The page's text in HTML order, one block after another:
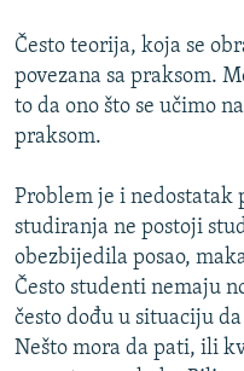
Često teorija, koja se
povezana sa praksom.
to da ono što se učimo
praksom.
Problem je i nedostatak
studiranja ne postoji
obezbijedila posao,
Često studenti nemaju
često dođu u situaciju
Nešto mora da pati, ili